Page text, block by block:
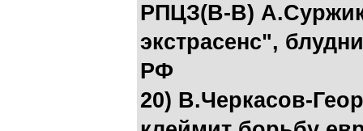
РПЦЗ(В-В)
экстрасенс",
РФ
20) В.Черкасов-